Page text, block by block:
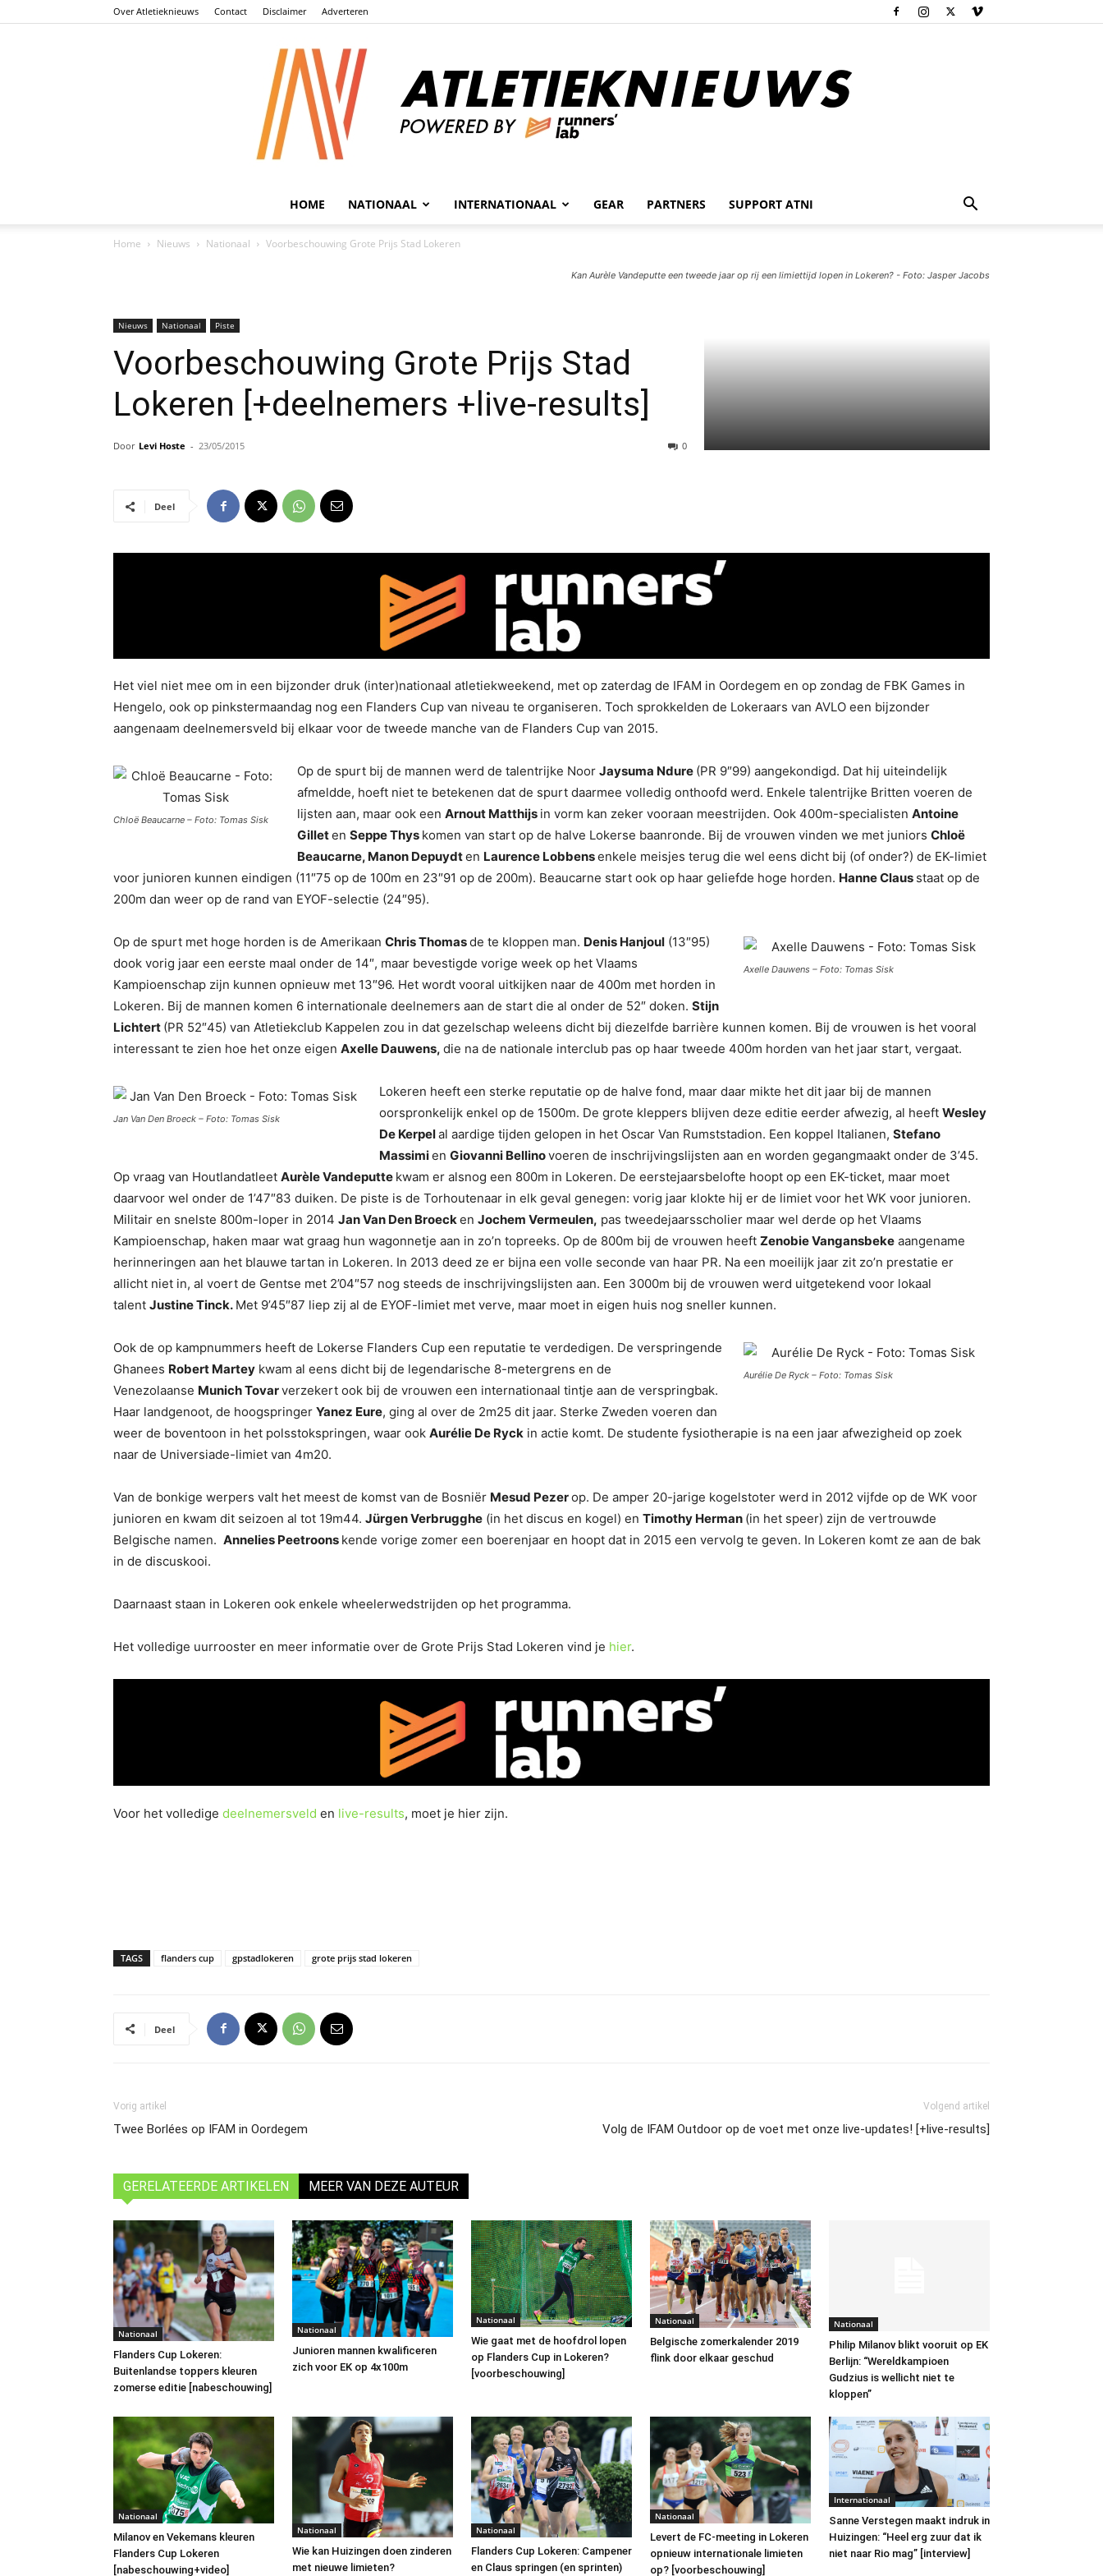
Over Atletieknieuws Contact Disclaimer Adverteren
HOME NATIONAAL INTERNATIONAAL GEAR PARTNERS SUPPORT ATNI
Home Nieuws Nationaal Voorbeschouwing Grote Prijs Stad Lokeren
Kan Aurèle Vandeputte een tweede jaar op rij een limiettijd lopen in Lokeren? - Foto: Jasper Jacobs
Nieuws Nationaal Piste
Voorbeschouwing Grote Prijs Stad
Lokeren [+deelnemers +live-results]
Door Levi Hoste - 23/05/2015 0
Deel
Het viel niet mee om in een bijzonder druk (inter)nationaal atletiekweekend, met op zaterdag de IFAM in Oordegem en op zondag de FBK Games in
Hengelo, ook op pinkstermaandag nog een Flanders Cup van niveau te organiseren. Toch sprokkelden de Lokeraars van AVLO een bijzonder
aangenaam deelnemersveld bij elkaar voor de tweede manche van de Flanders Cup van 2015.
Chloë Beaucarne – Foto: Tomas Sisk
Op de spurt bij de mannen werd de talentrijke Noor Jaysuma Ndure (PR 9″99) aangekondigd. Dat hij uiteindelijk
afmeldde, hoeft niet te betekenen dat de spurt daarmee volledig onthoofd werd. Enkele talentrijke Britten voeren de
lijsten aan, maar ook een Arnout Matthijs in vorm kan zeker vooraan meestrijden. Ook 400m-specialisten Antoine
Gilleten Seppe Thys komen van start op de halve Lokerse baanronde. Bij de vrouwen vinden we met juniors Chloë
Beaucarne, Manon Depuydten Laurence Lobbensenkele meisjes terug die wel eens dicht bij (of onder?) de EK-limiet
voor junioren kunnen eindigen (11″75 op de 100m en 23″91 op de 200m). Beaucarne start ook op haar geliefde hoge horden. Hanne Claus staat op de
200m dan weer op de rand van EYOF-selectie (24″95).
Axelle Dauwens – Foto: Tomas Sisk
Op de spurt met hoge horden is de Amerikaan Chris Thomasde te kloppen man. Denis Hanjoul (13″95)
dook vorig jaar een eerste maal onder de 14″, maar bevestigde vorige week op het Vlaams
Kampioenschap zijn kunnen opnieuw met 13″96. Het wordt vooral uitkijken naar de 400m met horden in
Lokeren. Bij de mannen komen 6 internationale deelnemers aan de start die al onder de 52″ doken. Stijn
Lichtert (PR 52″45) van Atletiekclub Kappelen zou in dat gezelschap weleens dicht bij diezelfde barrière kunnen komen. Bij de vrouwen is het vooral
interessant te zien hoe het onze eigen Axelle Dauwens, die na de nationale interclub pas op haar tweede 400m horden van het jaar start, vergaat.
Jan Van Den Broeck – Foto: Tomas Sisk
Lokeren heeft een sterke reputatie op de halve fond, maar daar mikte het dit jaar bij de mannen
oorspronkelijk enkel op de 1500m. De grote kleppers blijven deze editie eerder afwezig, al heeft Wesley
De Kerpelal aardige tijden gelopen in het Oscar Van Rumststadion. Een koppel Italianen, Stefano
Massimien Giovanni Bellinovoeren de inschrijvingslijsten aan en worden gegangmaakt onder de 3’45.
Op vraag van Houtlandatleet Aurèle Vandeputte kwam er alsnog een 800m in Lokeren. De eerstejaarsbelofte hoopt op een EK-ticket, maar moet
daarvoor wel onder de 1’47″83 duiken. De piste is de Torhoutenaar in elk geval genegen: vorig jaar klokte hij er de limiet voor het WK voor junioren.
Militair en snelste 800m-loper in 2014 Jan Van Den Broecken Jochem Vermeulen, pas tweedejaarsscholier maar wel derde op het Vlaams
Kampioenschap, haken maar wat graag hun wagonnetje aan in zo’n topreeks. Op de 800m bij de vrouwen heeft Zenobie Vangansbeke aangename
herinneringen aan het blauwe tartan in Lokeren. In 2013 deed ze er bijna een volle seconde van haar PR. Na een moeilijk jaar zit zo’n prestatie er
allicht niet in, al voert de Gentse met 2’04″57 nog steeds de inschrijvingslijsten aan. Een 3000m bij de vrouwen werd uitgetekend voor lokaal
talent Justine Tinck. Met 9’45″87 liep zij al de EYOF-limiet met verve, maar moet in eigen huis nog sneller kunnen.
Aurélie De Ryck – Foto: Tomas Sisk
Ook de op kampnummers heeft de Lokerse Flanders Cup een reputatie te verdedigen. De verspringende
Ghanees Robert Martey kwam al eens dicht bij de legendarische 8-metergrens en de
Venezolaanse Munich Tovarverzekert ook bij de vrouwen een internationaal tintje aan de verspringbak.
Haar landgenoot, de hoogspringer Yanez Eure, ging al over de 2m25 dit jaar. Sterke Zweden voeren dan
weer de boventoon in het polsstokspringen, waar ook Aurélie De Ryck in actie komt. De studente fysiotherapie is na een jaar afwezigheid op zoek
naar de Universiade-limiet van 4m20.
Van de bonkige werpers valt het meest de komst van de Bosniër Mesud Pezerop. De amper 20-jarige kogelstoter werd in 2012 vijfde op de WK voor
junioren en kwam dit seizoen al tot 19m44. Jürgen Verbrugghe (in het discus en kogel) en Timothy Herman (in het speer) zijn de vertrouwde
Belgische namen. Annelies Peetroons kende vorige zomer een boerenjaar en hoopt dat in 2015 een vervolg te geven. In Lokeren komt ze aan de bak
in de discuskooi.
Daarnaast staan in Lokeren ook enkele wheelerwedstrijden op het programma.
Het volledige uurrooster en meer informatie over de Grote Prijs Stad Lokeren vind je hier.
Voor het volledige deelnemersveld en live-results, moet je hier zijn.
TAGS flanders cup gpstadlokeren grote prijs stad lokeren
Deel
Vorig artikel
Twee Borlées op IFAM in Oordegem
Volgend artikel
Volg de IFAM Outdoor op de voet met onze live-updates! [+live-results]
GERELATEERDE ARTIKELEN MEER VAN DEZE AUTEUR
Nationaal
Flanders Cup Lokeren:
Buitenlandse toppers kleuren
zomerse editie [nabeschouwing]
Nationaal
Junioren mannen kwalificeren
zich voor EK op 4x100m
Nationaal
Wie gaat met de hoofdrol lopen
op Flanders Cup in Lokeren?
[voorbeschouwing]
Nationaal
Belgische zomerkalender 2019
flink door elkaar geschud
Nationaal
Philip Milanov blikt vooruit op EK
Berlijn: “Wereldkampioen
Gudzius is wellicht niet te
kloppen”
Nationaal
Milanov en Vekemans kleuren
Flanders Cup Lokeren
[nabeschouwing+video]
Nationaal
Wie kan Huizingen doen zinderen
met nieuwe limieten?
Nationaal
Flanders Cup Lokeren: Campener
en Claus springen (en sprinten)
Nationaal
Levert de FC-meeting in Lokeren
opnieuw internationale limieten
op? [voorbeschouwing]
Internationaal
Sanne Verstegen maakt indruk in
Huizingen: “Heel erg zuur dat ik
niet naar Rio mag” [interview]